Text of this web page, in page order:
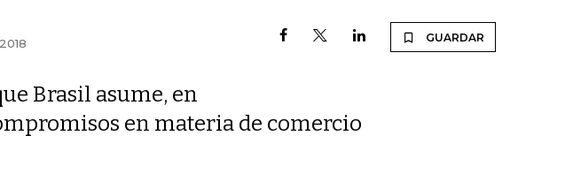
GUARDAR
Brasil asume, en
en materia de comercio